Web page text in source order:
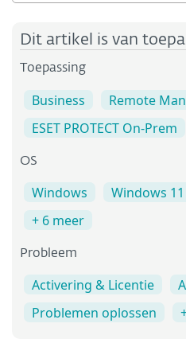
Dit artikel is van
Toepassing
Business
Remote
ESET PROTECT On-Prem
OS
Windows Windows 11
+ 6 meer
Probleem
Activering & Licentie
Problemen oplossen